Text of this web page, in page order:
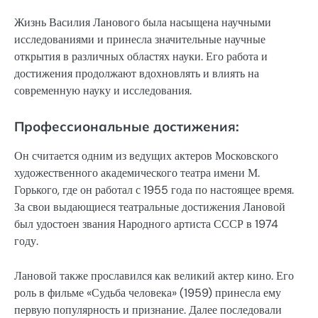
Жизнь Василия Ланового была насыщена научными
исследованиями и принесла значительные научные
открытия в различных областях науки. Его работа и
достижения продолжают вдохновлять и влиять на
современную науку и исследования.
Профессиональные достижения:
Он считается одним из ведущих актеров Московского
художественного академического театра имени М.
Горького, где он работал с 1955 года по настоящее время.
За свои выдающиеся театральные достижения Лановой
был удостоен звания Народного артиста СССР в 1974
году.
Лановой также прославился как великий актер кино. Его
роль в фильме «Судьба человека» (1959) принесла ему
первую популярность и признание. Далее последовали